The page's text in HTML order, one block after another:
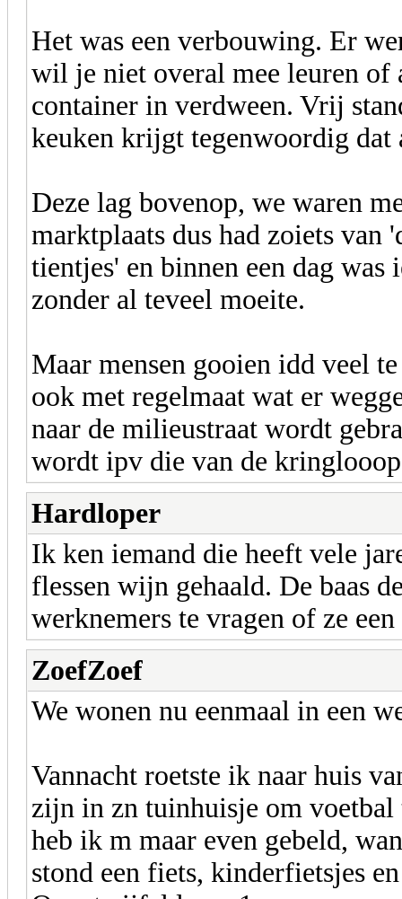
Het was een verbouwing. Er
wil je niet overal mee leuren of
container in verdween. Vrij
keuken krijgt tegenwoordig
Deze lag bovenop, we waren
marktplaats dus had zoiets
tientjes' en binnen een dag
zonder al teveel moeite.
Maar mensen gooien idd veel
ook met regelmaat wat er
naar de milieustraat wordt
wordt ipv die van de
Hardloper
Ik ken iemand die heeft vele
flessen wijn gehaald. De baas
werknemers te vragen of ze
ZoefZoef
We wonen nu eenmaal in een
Vannacht roetste ik naar huis
zijn in zn tuinhuisje om voetbal
heb ik m maar even gebeld,
stond een fiets, kinderfietsjes